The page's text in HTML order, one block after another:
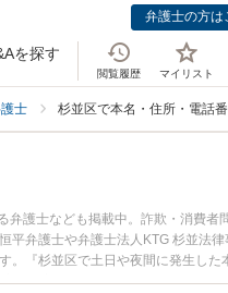
弁護士の方は
を探す
閲覧履歴 マイリスト
士 杉並区で本名・住所・電話
護士なども掲載中。詐欺・消費者
平弁護士や弁護士法人KTG 杉並法
。『杉並区で土日や夜間に発生した
績豊富な近くの弁護士を検索したい